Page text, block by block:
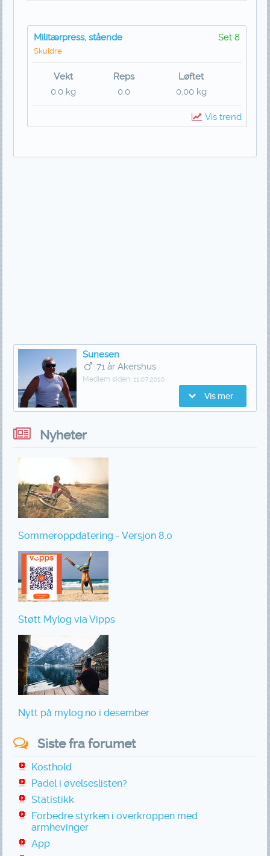
Militærpress, stående Set 8
Skuldre
Vekt Reps
Løftet
0.0 kg
0.0 0,00 kg
Vis trend
Sunesen
71 år Akershus
Medlem siden: 11.07.2010
Vis mer
Nyheter
Sommeroppdatering - Versjon 8.0
Støtt Mylog via Vipps
Nytt på mylog.no i desember
Siste fra forumet
Kosthold
Padel i øvelseslisten?
Statistikk
Forbedre styrken i overkroppen med
armhevinger
App